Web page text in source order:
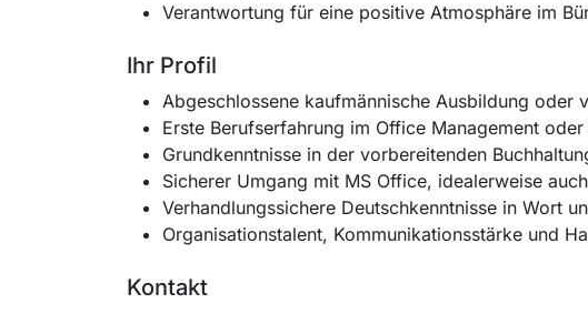
Verantwortung für eine positive Atmosphäre im
Ihr Profil
Abgeschlossene kaufmännische Ausbildung oder
Erste Berufserfahrung im Office Management
Grundkenntnisse in der vorbereitenden
Sicherer Umgang mit MS Office, idealerweise
Verhandlungssichere Deutschkenntnisse in Wort
Organisationstalent, Kommunikationsstärke und
Kontakt